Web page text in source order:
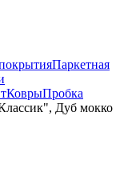
Паркетная
КоврыПробка
Дуб мокко